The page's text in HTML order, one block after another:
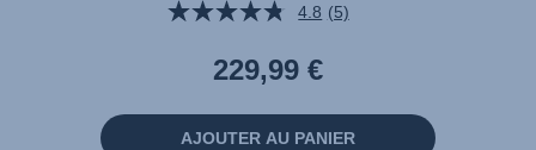
4.8 Lire
la
même
(5)
229,99 €
AJOUTER AU PANIER